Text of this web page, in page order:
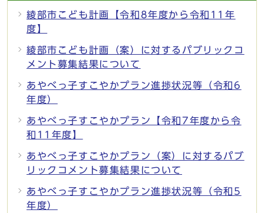
綾部市こども計画【令和8年度から令和11年
度】
綾部市こども計画（案）に対するパブリックコ
メント募集結果について
あやべっ子すこやかプラン進捗状況等（令和6
年度）
あやべっ子すこやかプラン【令和7年度から令
和11年度】
あやべっ子すこやかプラン（案）に対するパブ
リックコメント募集結果について
あやべっ子すこやかプラン進捗状況等（令和5
年度）